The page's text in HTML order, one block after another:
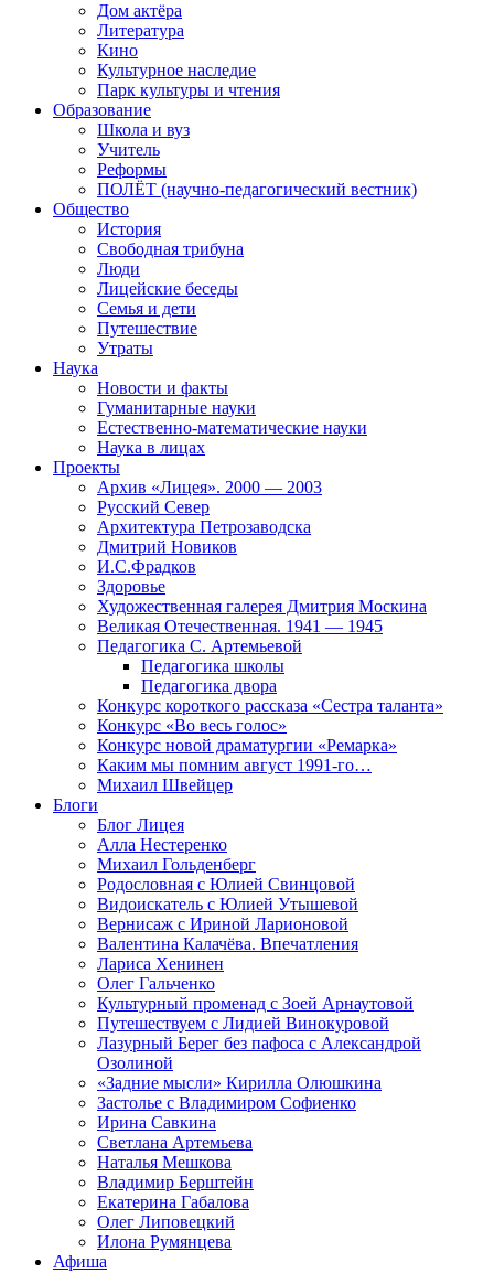
Дом актёра
Литература
Кино
Культурное наследие
Парк культуры и чтения
Образование
Школа и вуз
Учитель
Реформы
ПОЛЁТ (научно-педагогический вестник)
Общество
История
Свободная трибуна
Люди
Лицейские беседы
Семья и дети
Путешествие
Утраты
Наука
Новости и факты
Гуманитарные науки
Естественно-математические науки
Наука в лицах
Проекты
Архив «Лицея». 2000 — 2003
Русский Север
Архитектура Петрозаводска
Дмитрий Новиков
И.С.Фрадков
Здоровье
Художественная галерея Дмитрия Москина
Великая Отечественная. 1941 — 1945
Педагогика С. Артемьевой
Педагогика школы
Педагогика двора
Конкурс короткого рассказа «Сестра таланта»
Конкурс «Во весь голос»
Конкурс новой драматургии «Ремарка»
Каким мы помним август 1991-го…
Михаил Швейцер
Блоги
Блог Лицея
Алла Нестеренко
Михаил Гольденберг
Родословная с Юлией Свинцовой
Видоискатель с Юлией Утышевой
Вернисаж с Ириной Ларионовой
Валентина Калачёва. Впечатления
Лариса Хенинен
Олег Гальченко
Культурный променад с Зоей Арнаутовой
Путешествуем с Лидией Винокуровой
Лазурный Берег без пафоса с Александрой
Озолиной
«Задние мысли» Кирилла Олюшкина
Застолье с Владимиром Софиенко
Ирина Савкина
Светлана Артемьева
Наталья Мешкова
Владимир Берштейн
Екатерина Габалова
Олег Липовецкий
Илона Румянцева
Афиша